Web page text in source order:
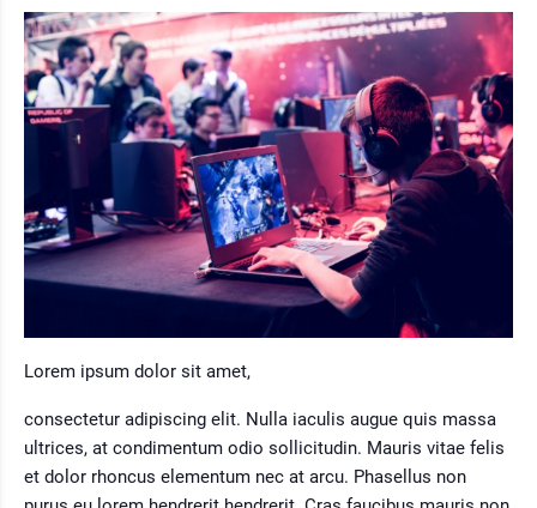
Lorem ipsum dolor sit amet,
consectetur adipiscing elit. Nulla iaculis augue quis massa
ultrices, at condimentum odio sollicitudin. Mauris vitae felis
et dolor rhoncus elementum nec at arcu. Phasellus non